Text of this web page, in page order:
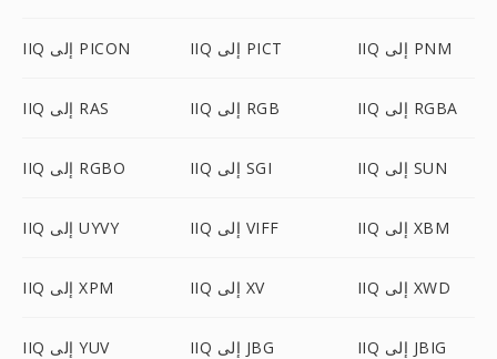
IIQ إلى PICON IIQ إلى PICT IIQ إلى PNM
IIQ إلى RAS IIQ إلى RGB IIQ إلى RGBA
IIQ إلى RGBO IIQ إلى SGI IIQ إلى SUN
IIQ إلى UYVY IIQ إلى VIFF IIQ إلى XBM
IIQ إلى XPM IIQ إلى XV IIQ إلى XWD
IIQ إلى YUV IIQ إلى JBG IIQ إلى JBIG